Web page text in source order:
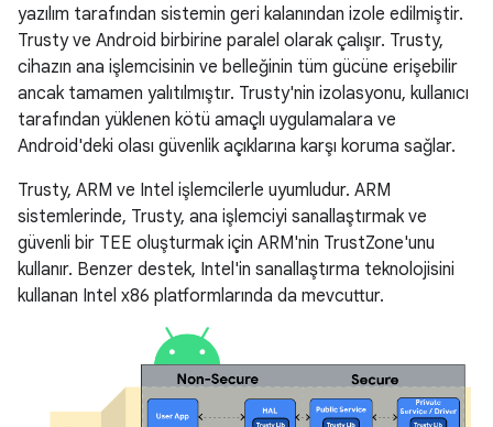
yazılım tarafından sistemin geri kalanından izole edilmiştir.
Trusty ve Android birbirine paralel olarak çalışır. Trusty,
cihazın ana işlemcisinin ve belleğinin tüm gücüne erişebilir
ancak tamamen yalıtılmıştır. Trusty'nin izolasyonu, kullanıcı
tarafından yüklenen kötü amaçlı uygulamalara ve
Android'deki olası güvenlik açıklarına karşı koruma sağlar.
Trusty, ARM ve Intel işlemcilerle uyumludur. ARM
sistemlerinde, Trusty, ana işlemciyi sanallaştırmak ve
güvenli bir TEE oluşturmak için ARM'nin TrustZone'unu
kullanır. Benzer destek, Intel'in sanallaştırma teknolojisini
kullanan Intel x86 platformlarında da mevcuttur.